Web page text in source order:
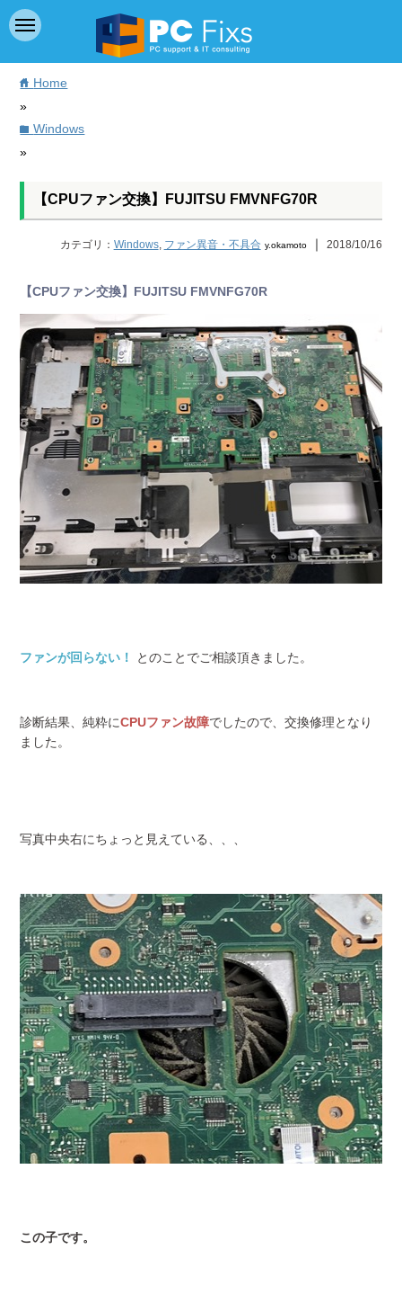
home Home
»
folderWindows
»
【CPUファン交換】FUJITSU FMVNFG70R
カテゴリ： Windows, ファン異音・不具合 y.okamoto｜ 2018/10/16
【CPUファン交換】FUJITSU FMVNFG70R
ファンが回らない！ とのことでご相談頂きました。
診断結果、純粋にCPUファン故障でしたので、交換修理となり
ました。
写真中央右にちょっと見えている、、、
この子です。